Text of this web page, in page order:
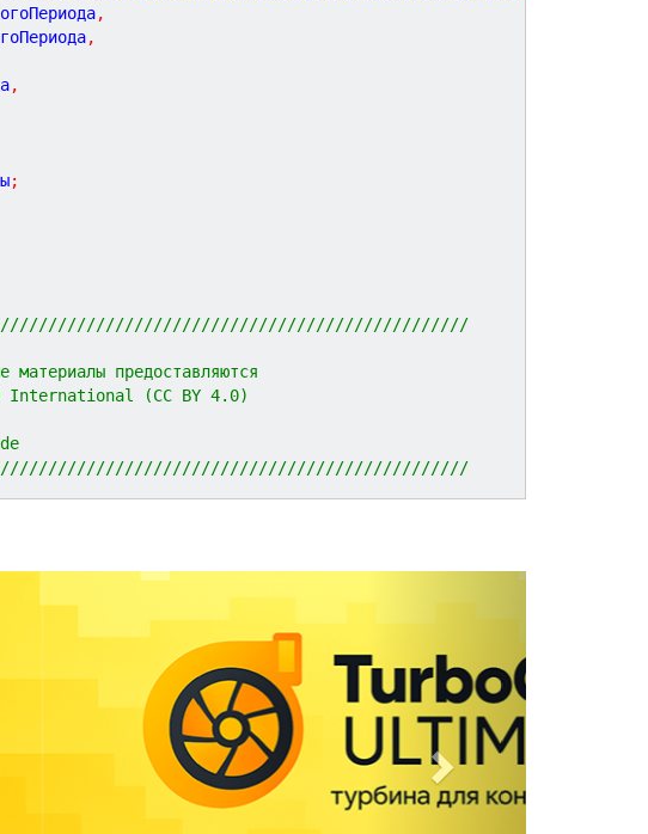
,
,
,
;
предоставляются
International (CC BY 4.0)
x
t